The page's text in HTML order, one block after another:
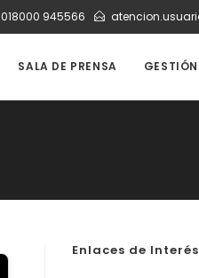
018000 945566
SALA DE PRENSA
Enlaces de Interés